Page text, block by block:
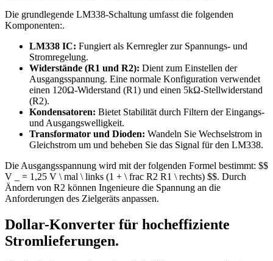
Die grundlegende LM338-Schaltung umfasst die folgenden
Komponenten:.
LM338 IC: Fungiert als Kernregler zur Spannungs- und
Stromregelung.
Widerstände (R1 und R2): Dient zum Einstellen der
Ausgangsspannung. Eine normale Konfiguration verwendet
einen 120Ω-Widerstand (R1) und einen 5kΩ-Stellwiderstand
(R2).
Kondensatoren: Bietet Stabilität durch Filtern der Eingangs-
und Ausgangswelligkeit.
Transformator und Dioden: Wandeln Sie Wechselstrom in
Gleichstrom um und beheben Sie das Signal für den LM338.
Die Ausgangsspannung wird mit der folgenden Formel bestimmt: $$
V _ = 1,25 V \ mal \ links (1 + \ frac R2 R1 \ rechts) $$. Durch
Ändern von R2 können Ingenieure die Spannung an die
Anforderungen des Zielgeräts anpassen.
Dollar-Konverter für hocheffiziente
Stromlieferungen.